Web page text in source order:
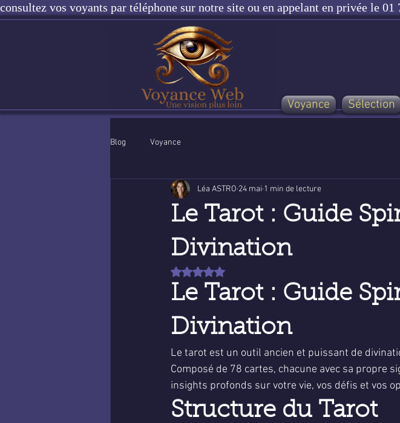
consultez vos voyants par téléphone sur notre site ou en appelant en privée le
Voyance Sélection
Blog Voyance
Le Tarot : Guide
Divination
Léa ASTRO 24 mai 1 min de lecture
Noté NaN étoiles sur 5.
Le Tarot : Guide
Divination
Le tarot est un outil ancien et puissant de
Composé de 78 cartes, chacune avec sa propre
insights profonds sur votre vie, vos défis et vos
Structure du Tarot